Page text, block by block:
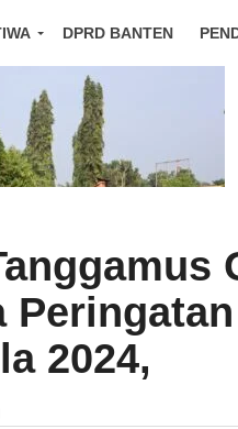
DPRD BANTEN
2024,